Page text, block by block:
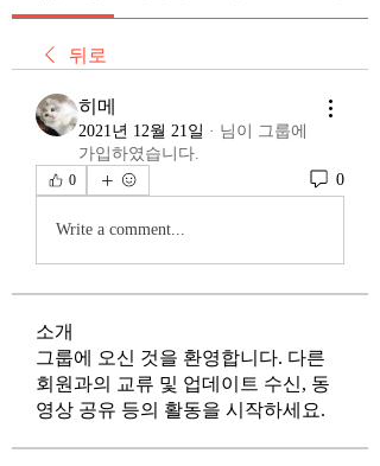
뒤로
히메
2021년 12월 21일 · 님이 그룹에
가입하였습니다.
0 0
Write a comment...
소개
그룹에 오신 것을 환영합니다. 다른
회원과의 교류 및 업데이트 수신, 동
영상 공유 등의 활동을 시작하세요.